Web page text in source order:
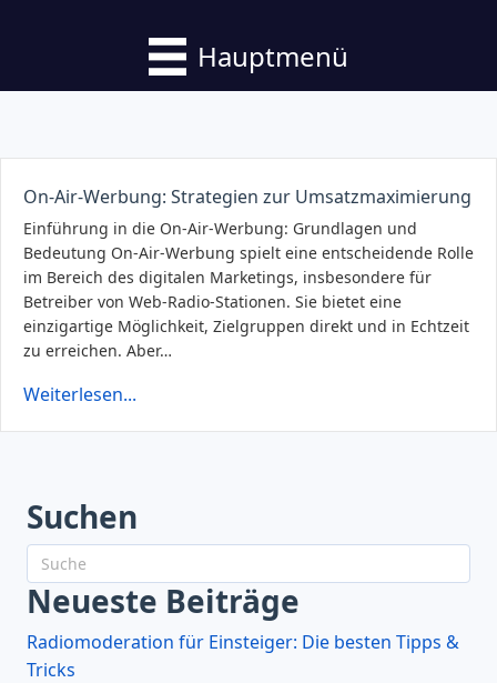
Hauptmenü
On-Air-Werbung: Strategien zur Umsatzmaximierung
Einführung in die On-Air-Werbung: Grundlagen und
Bedeutung On-Air-Werbung spielt eine entscheidende Rolle
im Bereich des digitalen Marketings, insbesondere für
Betreiber von Web-Radio-Stationen. Sie bietet eine
einzigartige Möglichkeit, Zielgruppen direkt und in Echtzeit
zu erreichen. Aber…
Weiterlesen...
Suchen
Neueste Beiträge
Radiomoderation für Einsteiger: Die besten Tipps &
Tricks